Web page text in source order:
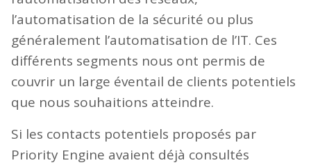
l’automatisation de la sécurité ou plus
généralement l’automatisation de l’IT. Ces
différents segments nous ont permis de
couvrir un large éventail de clients potentiels
que nous souhaitions atteindre.
Si les contacts potentiels proposés par
Priority Engine avaient déjà consultés